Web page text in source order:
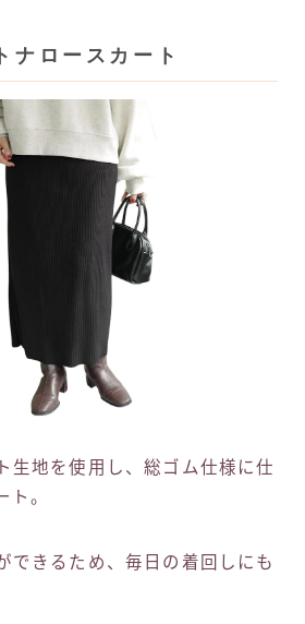
ナロースカート
生地を使用し、総ゴム仕様に仕
ト。
できるため、毎日の着回しにも